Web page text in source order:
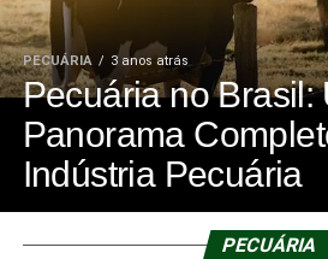
PECUÁRIA 3 anos atrás
Pecuária no Brasil:
Panorama
Indústria Pecuária
PECUÁRIA